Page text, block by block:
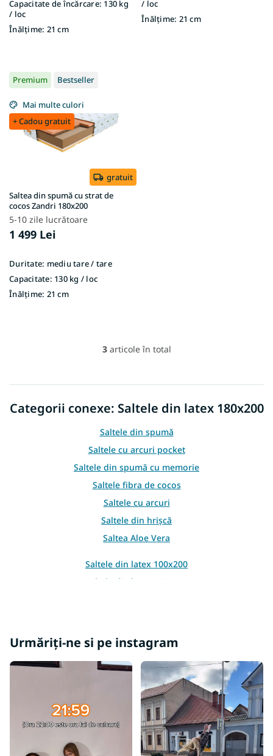
Capacitate de încărcare: 130 kg
/ loc
Înălțime: 21 cm
/ loc
Înălțime: 21 cm
Premium Bestseller
Mai multe culori
+ Cadou gratuit
gratuit
Saltea din spumă cu strat de
cocos Zandri 180x200
5-10 zile lucrătoare
1 499 Lei
Duritate: mediu tare / tare
Capacitate: 130 kg / loc
Înălțime: 21 cm
C
t
o
u
l
l
i
s
t
ă
r
i
l
r
3articole în total
Categorii conexe: Saltele din latex 180x200
Saltele din spumă
Saltele cu arcuri pocket
Saltele din spumă cu memorie
Saltele fibra de cocos
Saltele cu arcuri
Saltele din hrișcă
Saltea Aloe Vera
Saltele din latex 100x200
Saltele din latex 200x200
Urmăriți-ne si pe instagram